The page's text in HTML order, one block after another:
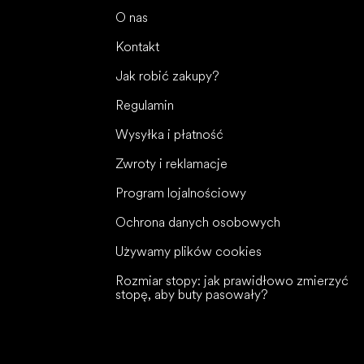
O nas
Kontakt
Jak robić zakupy?
Regulamin
Wysyłka i płatność
Zwroty i reklamacje
Program lojalnościowy
Ochrona danych osobowych
Używamy plików cookies
Rozmiar stopy: jak prawidłowo zmierzyć
stopę, aby buty pasowały?